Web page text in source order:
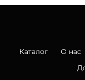
Каталог О нас